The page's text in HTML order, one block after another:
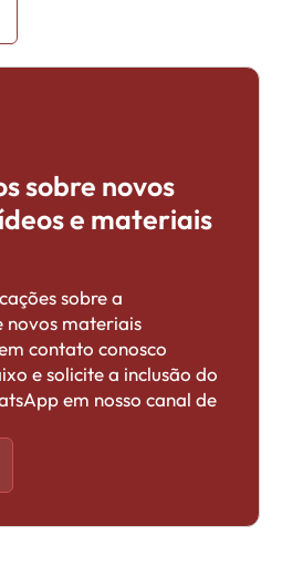
sobre novos
e materiais
sobre a
novos materiais
contato conosco
e solicite a inclusão do
em nosso canal de